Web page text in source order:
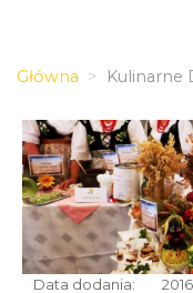
Główna Kulinarne
Data dodania: